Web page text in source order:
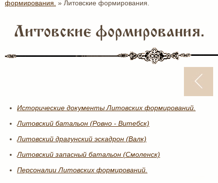
формирования. » Литовские формирования.
Литовские формирования.
Исторические документы Литовских формирований.
Литовский батальон (Ровно - Витебск)
Литовский драгунский эскадрон (Валк)
Литовский запасный батальон (Смоленск)
Персоналии Литовских формирований.